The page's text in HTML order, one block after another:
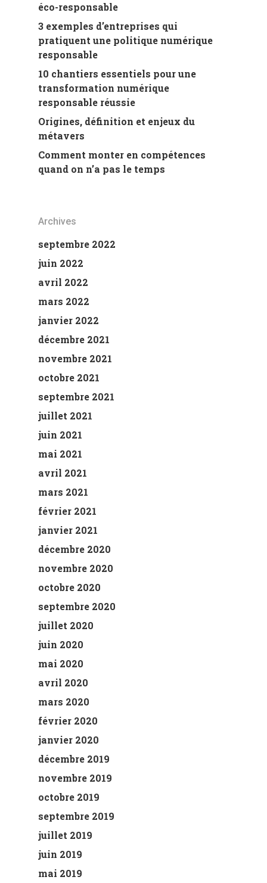
éco-responsable
3 exemples d’entreprises qui
pratiquent une politique numérique
responsable
10 chantiers essentiels pour une
transformation numérique
responsable réussie
Origines, définition et enjeux du
métavers
Comment monter en compétences
quand on n’a pas le temps
Archives
septembre 2022
juin 2022
avril 2022
mars 2022
janvier 2022
décembre 2021
novembre 2021
octobre 2021
septembre 2021
juillet 2021
juin 2021
mai 2021
avril 2021
mars 2021
février 2021
janvier 2021
décembre 2020
novembre 2020
octobre 2020
septembre 2020
juillet 2020
juin 2020
mai 2020
avril 2020
mars 2020
février 2020
janvier 2020
décembre 2019
novembre 2019
octobre 2019
septembre 2019
juillet 2019
juin 2019
mai 2019